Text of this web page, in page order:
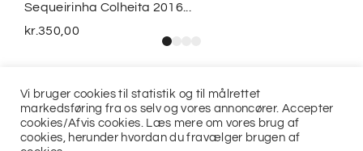
Sequeirinha Colheita 2016...
kr.350,00
Vi bruger cookies til statistik og til målrettet
markedsføring fra os selv og vores annoncører. Accepter
cookies/Afvis cookies. Læs mere om vores brug af
cookies, herunder hvordan du fravælger brugen af